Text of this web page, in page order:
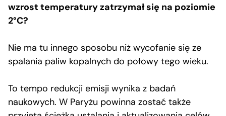
wzrost temperatury zatrzymał się na poziomie
2°C?
Nie ma tu innego sposobu niż wycofanie się ze
spalania paliw kopalnych do połowy tego wieku.
To tempo redukcji emisji wynika z badań
naukowych. W Paryżu powinna zostać także